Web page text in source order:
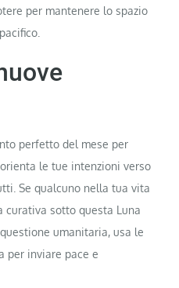
per mantenere lo spazio
perfetto del mese per
le tue intenzioni verso
Se qualcuno nella tua vita
curativa sotto questa Luna
umanitaria, usa le
per inviare pace e